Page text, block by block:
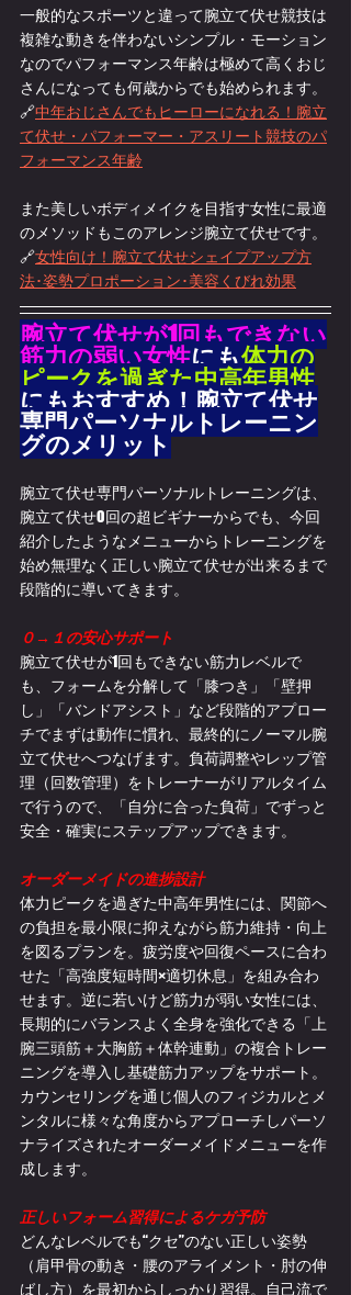
一般的なスポーツと違って腕立て伏せ競技は
複雑な動きを伴わないシンプル・モーション
なのでパフォーマンス年齢は極めて高くおじ
さんになっても何歳からでも始められます。
🔗中年おじさんでもヒーローになれる！腕立
て伏せ・パフォーマー・アスリート競技のパ
フォーマンス年齢
また美しいボディメイクを目指す女性に最適
のメソッドもこのアレンジ腕立て伏せです。
🔗女性向け！腕立て伏せシェイプアップ方
法･姿勢プロポーション･美容くびれ効果
腕立て伏せが1回もできない
筋力の弱い女性にも体力の
ピークを過ぎた中高年男性
にもおすすめ！腕立て伏せ
専門パーソナルトレーニン
グのメリット
腕立て伏せ専門パーソナルトレーニングは、
腕立て伏せ0回の超ビギナーからでも、今回
紹介したようなメニューからトレーニングを
始め無理なく正しい腕立て伏せが出来るまで
段階的に導いてきます。
０→１の安心サポート
腕立て伏せが1回もできない筋力レベルで
も、フォームを分解して「膝つき」「壁押
し」「バンドアシスト」など段階的アプロー
チでまずは動作に慣れ、最終的にノーマル腕
立て伏せへつなげます。負荷調整やレップ管
理（回数管理）をトレーナーがリアルタイム
で行うので、「自分に合った負荷」でずっと
安全・確実にステップアップできます。
オーダーメイドの進捗設計
体力ピークを過ぎた中高年男性には、関節へ
の負担を最小限に抑えながら筋力維持・向上
を図るプランを。疲労度や回復ペースに合わ
せた「高強度短時間×適切休息」を組み合わ
せます。逆に若いけど筋力が弱い女性には、
長期的にバランスよく全身を強化できる「上
腕三頭筋＋大胸筋＋体幹連動」の複合トレー
ニングを導入し基礎筋力アップをサポート。
カウンセリングを通じ個人のフィジカルとメ
ンタルに様々な角度からアプローチしパーソ
ナライズされたオーダーメイドメニューを作
成します。
正しいフォーム習得によるケガ予防
どんなレベルでも“クセ”のない正しい姿勢
（肩甲骨の動き・腰のアライメント・肘の伸
ばし方）を最初からしっかり習得。自己流で